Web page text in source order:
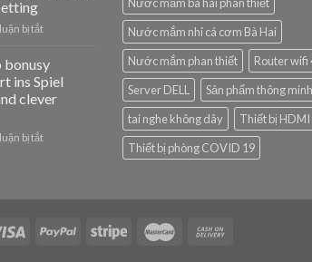
bị tắtở
winnings
at
Pin
Top
match
ins Spiel
clever
bị tắtở
unkompliziert
Spiel
Nước mắm nhỉ cá cơm Bà Hai
Nước mắm phan thiết
Router wifi
Server DELL
Sản phẩm thông minh
tai nghe không dây
Thiết bị HDMI
Thiết bị phòng COVID 19